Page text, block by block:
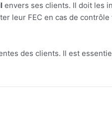
envers ses clients. Il doit les
leur FEC en cas de
des clients. Il est